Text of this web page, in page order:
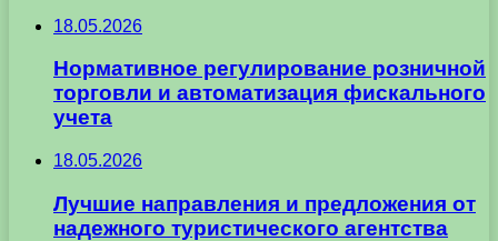
18.05.2026
Нормативное регулирование розничной
торговли и автоматизация фискального
учета
18.05.2026
Лучшие направления и предложения от
надежного туристического агентства